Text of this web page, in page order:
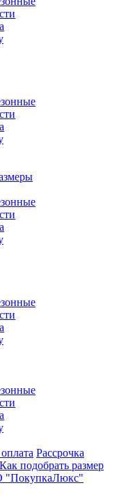
Рассрочка
Как подобрать размер
"ПокупкаЛюкс"